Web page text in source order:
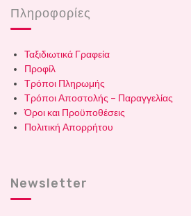
Πληροφορίες
Ταξιδιωτικά Γραφεία
Προφίλ
Τρόποι Πληρωμής
Τρόποι Αποστολής – Παραγγελίας
Όροι και Προϋποθέσεις
Πολιτική Απορρήτου
Newsletter